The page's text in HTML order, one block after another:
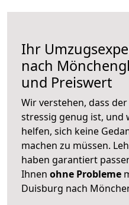
Ihr
nach
und Preiswert
Wir verstehen, dass
stressig genug ist, und
helfen, sich keine
machen zu müssen.
haben garantiert
Ihnen ohne Probleme
Duisburg nach